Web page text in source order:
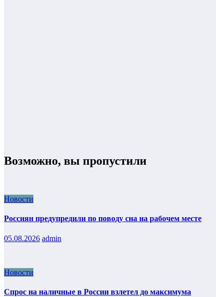
Возможно, вы пропустили
Новости
Россиян предупредили по поводу сна на рабочем месте
05.08.2026 admin
Новости
Спрос на наличные в России взлетел до максимума